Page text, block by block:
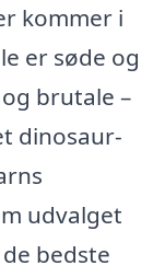
kommer i
er søde og
brutale –
dinosaur-
udvalget
bedste